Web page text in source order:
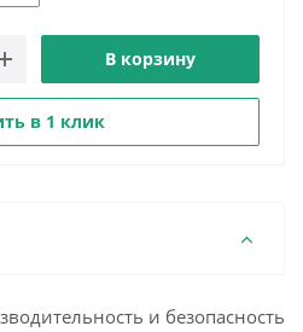
В корзину
в 1 клик
и безопасность